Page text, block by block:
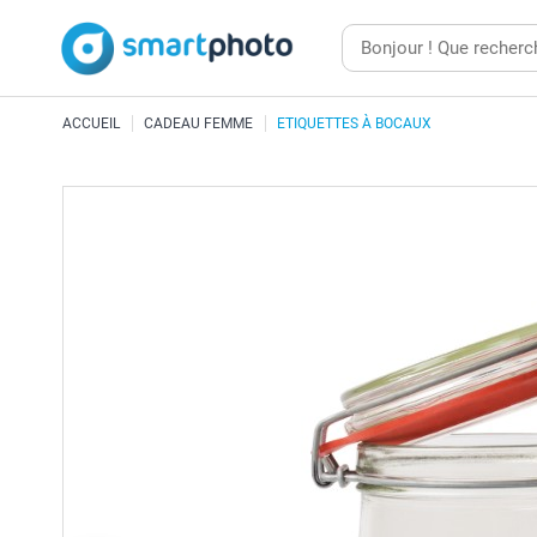
ACCUEIL CADEAU FEMME ETIQUETTES À BOCAUX